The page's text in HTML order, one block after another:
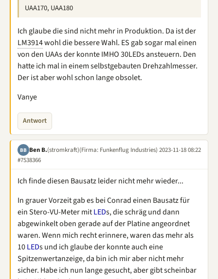
UAA170, UAA180
Ich glaube die sind nicht mehr in Produktion. Da ist der
LM3914wohl die bessere Wahl. ES gab sogar mal einen
von den UAAs der konnte IMHO 30LEDs ansteuern. Den
hatte ich mal in einem selbstgebauten Drehzahlmesser.
Der ist aber wohl schon lange obsolet.
Vanye
Antwort
BB Ben B.(stromkraft)(Firma: Funkenflug Industries) 2023-11-18 08:22
#7538366
Ich finde diesen Bausatz leider nicht mehr wieder...
In grauer Vorzeit gab es bei Conrad einen Bausatz für
ein Stero-VU-Meter mitLEDs, die schräg und dann
abgewinkelt oben gerade auf der Platine angeordnet
waren. Wenn mich recht erinnere, waren das mehr als
10LEDs und ich glaube der konnte auch eine
Spitzenwertanzeige, da bin ich mir aber nicht mehr
sicher. Habe ich nun lange gesucht, aber gibt scheinbar